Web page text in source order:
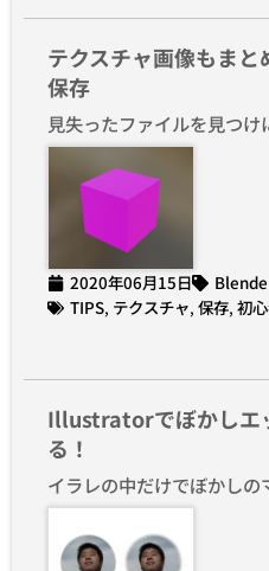
テクスチャ画像もま
保存
見失ったファイルを見つけ
2020年06月15日
TIPS, テクスチャ, 保存, 初
Illustratorでぼかしエ
る！
イラレの中だけでぼかしの